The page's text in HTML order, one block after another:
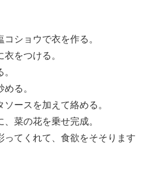
ショウで衣を作る。
をつける。
る。
ースを加えて絡める。
菜の花を乗せ完成。
ってくれて、食欲をそそります